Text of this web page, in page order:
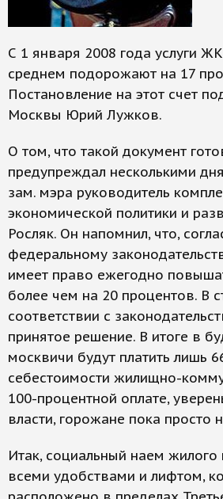
С 1 января 2008 года услуги
среднем подорожают на 17
Постановление на этот счет
Москвы Юрий Лужков.
О том, что такой документ
предупреждал несколькими
зам. мэра руководитель
экономической политики и
Росляк. Он напомнил, что,
федеральному
имеет право ежегодно
более чем на 20 процентов. В
соответствии с
принятое решение. В итоге в
москвичи будут платить лишь
себестоимости жилищно-
100-процентной оплате,
власти, горожане пока просто
Итак, социальный наем
всеми удобствами и лифтом,